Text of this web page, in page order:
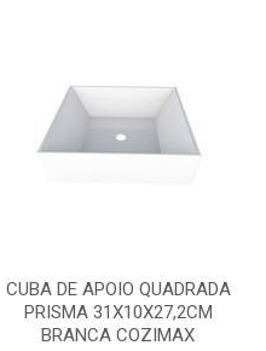
CUBA DE APOIO QUADRADA
PRISMA 31X10X27,2CM
BRANCA COZIMAX